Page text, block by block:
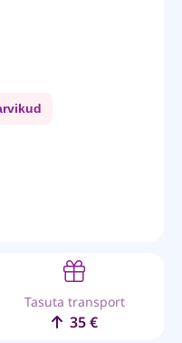
Tasuta transport
35 €